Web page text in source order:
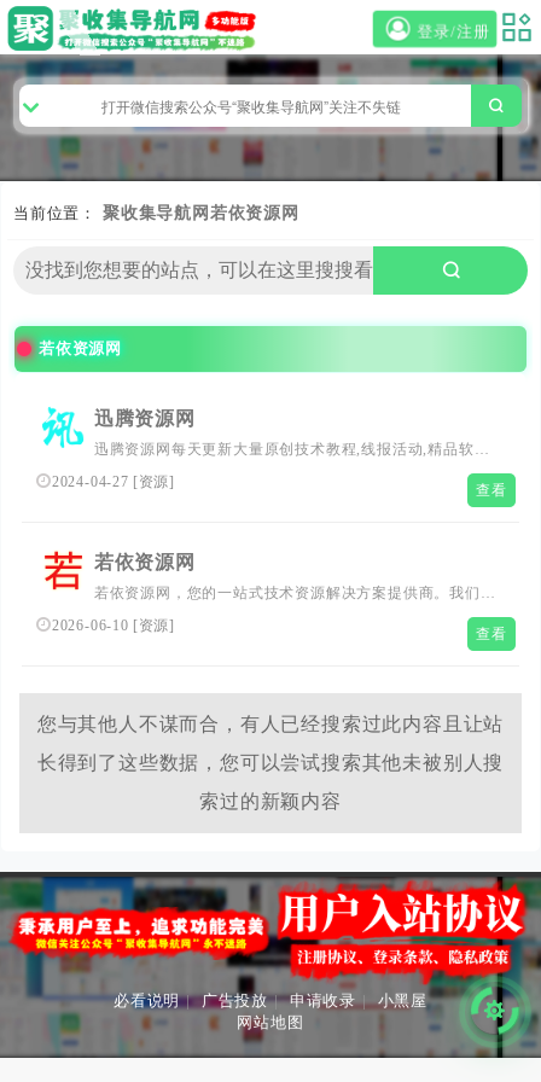
登录/注册
当前位置： 聚收集导航网 若依资源网
若依资源网
迅腾资源网
迅腾资源网每天更新大量原创技术教程,线报活动,精品软件
等,欢迎各位x访问学习,希望给x爱x者们带来一个绿色温馨
2024-04-27 [资源] 查看
若依资源网
若依资源网，您的一站式技术资源解决方案提供商。我们专
注于提供最新源码下载和安卓软件，同时分享高质量的活动
资源。我们的平台旨在帮助用户节省寻找资源的时间，让您
通过每日更新，确保您总能在这里找到最新的技术动态。
2026-06-10 [资源] 查看
您与其他人不谋而合，有人已经搜索过此内容且让站
长得到了这些数据，您可以尝试搜索其他未被别人搜
索过的新颖内容
必看说明 | 广告投放 | 申请收录 | 小黑屋
网站地图